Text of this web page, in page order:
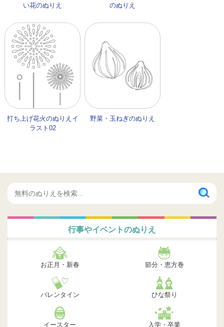
い花のぬりえ
のぬりえ
打ち上げ花火のぬりえイ
ラスト02
野菜・玉ねぎのぬりえ
行事やイベントのぬりえ
お正月・新春 節分・恵方巻
バレンタイン ひな祭り
イースター 入学・卒業